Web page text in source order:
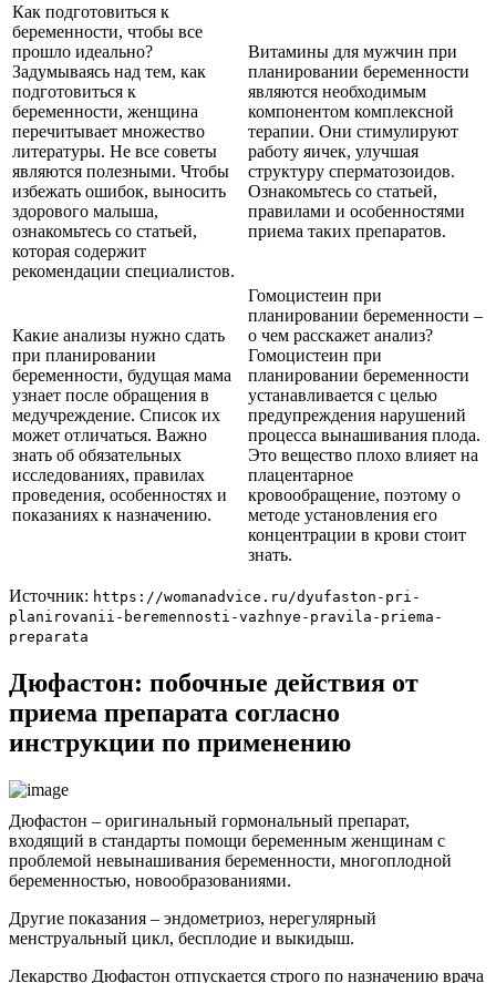
Как подготовиться к
беременности, чтобы все
прошло идеально?
Задумываясь над тем, как
подготовиться к
беременности, женщина
перечитывает множество
литературы. Не все советы
являются полезными. Чтобы
избежать ошибок, выносить
здорового малыша,
ознакомьтесь со статьей,
которая содержит
рекомендации специалистов.
Витамины для мужчин при
планировании беременности
являются необходимым
компонентом комплексной
терапии. Они стимулируют
работу яичек, улучшая
структуру сперматозоидов.
Ознакомьтесь со статьей,
правилами и особенностями
приема таких препаратов.
Какие анализы нужно сдать
при планировании
беременности, будущая мама
узнает после обращения в
медучреждение. Список их
может отличаться. Важно
знать об обязательных
исследованиях, правилах
проведения, особенностях и
показаниях к назначению.
Гомоцистеин при
планировании беременности –
о чем расскажет анализ?
Гомоцистеин при
планировании беременности
устанавливается с целью
предупреждения нарушений
процесса вынашивания плода.
Это вещество плохо влияет на
плацентарное
кровообращение, поэтому о
методе установления его
концентрации в крови стоит
знать.
Источник: https://womanadvice.ru/dyufaston-pri-
planirovanii-beremennosti-vazhnye-pravila-priema-
preparata
Дюфастон: побочные действия от
приема препарата согласно
инструкции по применению
Дюфастон – оригинальный гормональный препарат,
входящий в стандарты помощи беременным женщинам с
проблемой невынашивания беременности, многоплодной
беременностью, новообразованиями.
Другие показания – эндометриоз, нерегулярный
менструальный цикл, бесплодие и выкидыш.
Лекарство Дюфастон отпускается строго по назначению врача